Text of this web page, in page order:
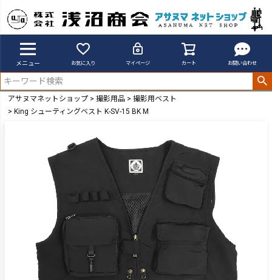
メニュー お気に入り マイページ カート お問い合わせ
アサヌマネットショップ 撮影用品
撮影用ベスト
King シューティングベスト K-SV-15 BK M